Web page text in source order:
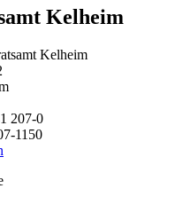
Kelheim
Kelheim
207-0
1150